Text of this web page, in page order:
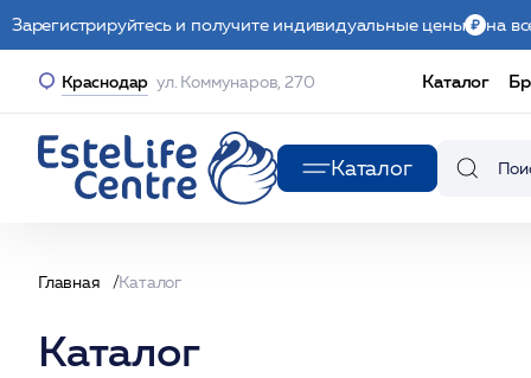
Зарегистрируйтесь и получите индивидуальные цены на
Краснодар ул. Коммунаров, 270 Каталог
Каталог
Главная Каталог
Каталог